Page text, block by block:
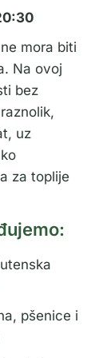
mora biti
Na ovoj
bez
uz
za toplije
pšenice i